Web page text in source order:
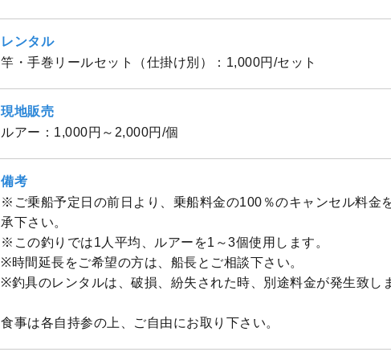
レンタル
竿・手巻リールセット（仕掛け別）：1,000円/セット
現地販売
ルアー：1,000円～2,000円/個
備考
※ご乗船予定日の前日より、乗船料金の100％のキャンセル料金
承下さい。
※この釣りでは1人平均、ルアーを1～3個使用します。
※時間延長をご希望の方は、船長とご相談下さい。
※釣具のレンタルは、破損、紛失された時、別途料金が発生致し
食事は各自持参の上、ご自由にお取り下さい。